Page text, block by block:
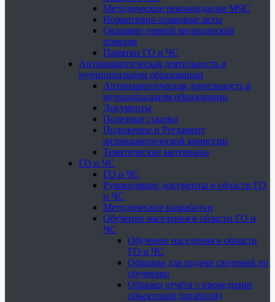
Методические рекомендации МЧС
Нормативно-правовые акты
Оказание первой медицинской
помощи
Памятки ГО и ЧС
Антинаркотическая деятельность в
муниципальном образовании
Антинаркотическая деятельность в
муниципальном образовании
Документы
Полезные ссылки
Положение и Регламент
антинаркотической комиссии
Тематические материалы
ГО и ЧС
ГО и ЧС
Руководящие документы в области ГО
и ЧС
Методические разработки
Обучение населения в области ГО и
ЧС
Обучение населения в области
ГО и ЧС
Образцы для подачи сведений по
обучению
Образец отчёта о проведении
объектовой (штабной)